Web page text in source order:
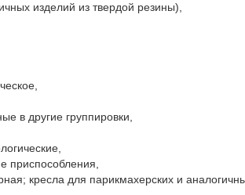
изделий из твердой резины),
в другие группировки,
приспособления,
кресла для парикмахерских и